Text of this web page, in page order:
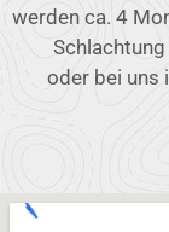
werden ca. 4
oder bei uns